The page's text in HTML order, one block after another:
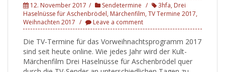
12. November 2017 Sendetermine 3hfa, Drei
Haselnüsse für Aschenbrödel, Märchenfilm, TV Termine 2017,
Weihnachten 2017
Leave a comment
Die TV-Termine für das Vorweihnachtsprogramm 2017
sind seit heute online. Wie jedes Jahr wird der Kult-
Märchenfilm Drei Haselnüsse für Aschenbrödel quer